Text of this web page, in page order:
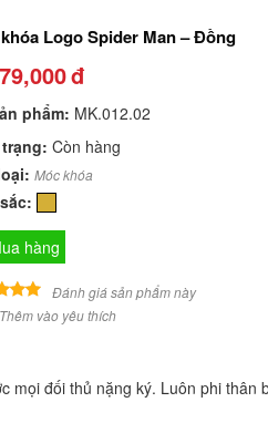
Logo Spider Man – Đồng
79,000đ
phẩm: MK.012.02
Còn hàng
Móc khóa
hàng
Đánh giá sản phẩm này
Thêm vào yêu thích
mọi đối thủ nặng ký. Luôn phi